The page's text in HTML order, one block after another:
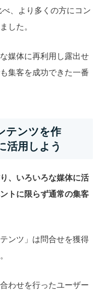
、より多くの方にコン
した。
媒体に再利用し露出せ
集客を成功できた一番
テンツを作
活用しよう
、いろいろな媒体に活
トに限らず通常の集客
ンツ」は問合せを獲得
わせを行ったユーザー